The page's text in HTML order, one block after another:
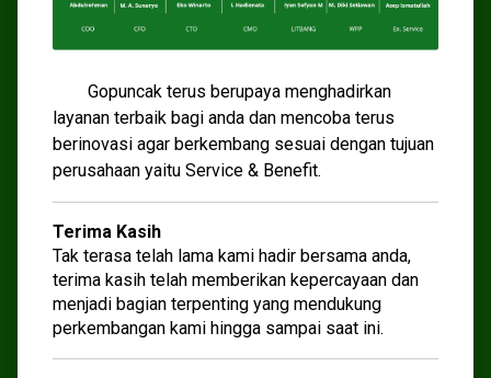
Gopuncak terus berupaya menghadirkan
layanan terbaik bagi anda dan mencoba terus
berinovasi agar berkembang sesuai dengan tujuan
perusahaan yaitu Service & Benefit.
Terima Kasih
Tak terasa telah lama kami hadir bersama anda,
terima kasih telah memberikan kepercayaan dan
menjadi bagian terpenting yang mendukung
perkembangan kami hingga sampai saat ini.